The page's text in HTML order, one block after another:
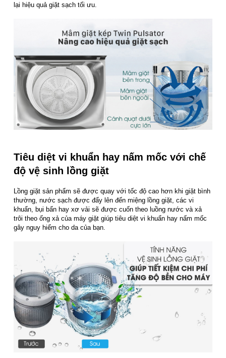
lại hiệu quả giặt sạch tối ưu.
Tiêu diệt vi khuẩn hay nấm mốc với chế
độ vệ sinh lồng giặt
Lồng giặt sản phẩm sẽ được quay với tốc độ cao hơn khi giặt bình
thường, nước sạch được đẩy lên đến miệng lồng giặt, các vi
khuẩn, bụi bẩn hay xơ vải sẽ được cuốn theo luồng nước và xả
trôi theo ống xả của máy giặt giúp tiêu diệt vi khuẩn hay nấm mốc
gây nguy hiểm cho da của bạn.